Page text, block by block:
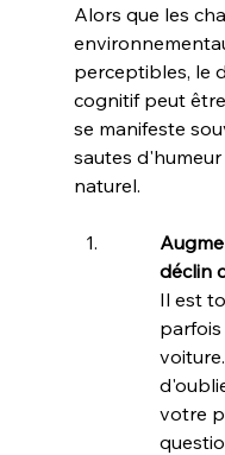
Alors que les
perceptibles, le
cognitif peut
se manifeste
sautes
naturel.
déclin
Il est
parfois
votre